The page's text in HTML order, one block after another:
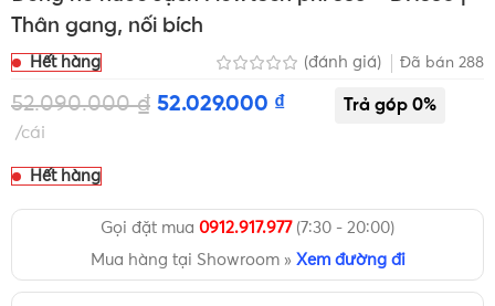
Thân gang, nối bích
Hết hàng (đánh giá) Đã bán 288
52.090.000₫ 52.029.000 ₫
cái
Hết hàng
Gọi đặt mua 0912.917.977(7:30 - 20:00)
Mua hàng tại Showroom » Xem đường đi